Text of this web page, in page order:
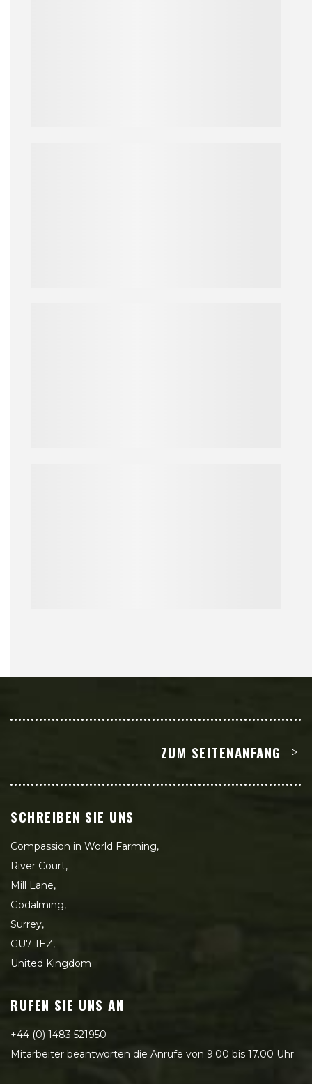
ZUM SEITENANFANG
SCHREIBEN SIE UNS
Compassion in World Farming,
River Court,
Mill Lane,
Godalming,
Surrey,
GU7 1EZ,
United Kingdom
RUFEN SIE UNS AN
+44 (0) 1483 521950
Mitarbeiter beantworten die Anrufe von 9.00 bis 17.00 Uhr